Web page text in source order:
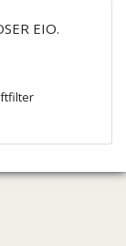
EIO.